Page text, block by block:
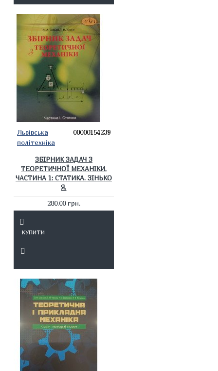
Львівська
політехніка
00000154239
ЗБІРНИК ЗАДАЧ З
ТЕОРЕТИЧНОЇ МЕХАНІКИ.
ЧАСТИНА 1: СТАТИКА. ЗІНЬКО
Я.
280.00 грн.
КУПИТИ